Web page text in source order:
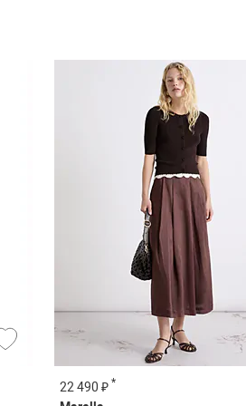
22 490 ₽ *